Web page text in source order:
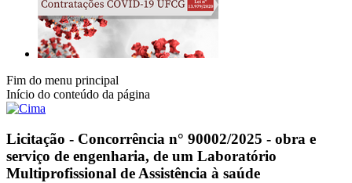
Fim do menu principal
Início do conteúdo da página
Licitação - Concorrência n° 90002/2025 - obra e
serviço de engenharia, de um Laboratório
Multiprofissional de Assistência à saúde